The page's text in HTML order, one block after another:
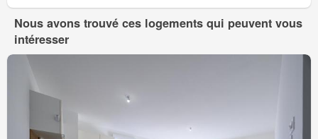
Nous avons trouvé ces logements qui peuvent vous
intéresser